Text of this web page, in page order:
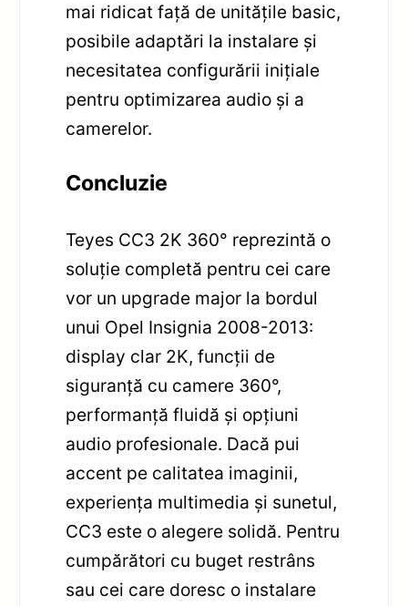
mai ridicat față de unitățile basic,
posibile adaptări la instalare și
necesitatea configurării inițiale
pentru optimizarea audio și a
camerelor.
Concluzie
Teyes CC3 2K 360° reprezintă o
soluție completă pentru cei care
vor un upgrade major la bordul
unui Opel Insignia 2008-2013:
display clar 2K, funcții de
siguranță cu camere 360°,
performanță fluidă și opțiuni
audio profesionale. Dacă pui
accent pe calitatea imaginii,
experiența multimedia și sunetul,
CC3 este o alegere solidă. Pentru
cumpărători cu buget restrâns
sau cei care doresc o instalare